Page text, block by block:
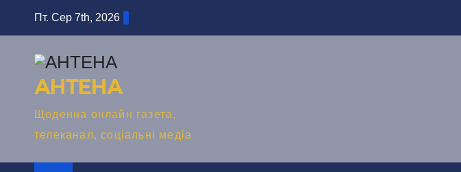
Пт. Сер 7th, 2026
АНТЕНА
Щоденна онлайн газета,
телеканал, соціальні медіа